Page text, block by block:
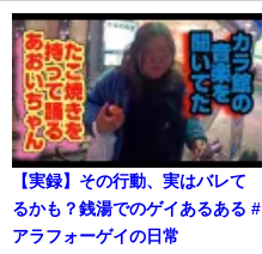
【実録】その行動、実はバレて
るかも？銭湯でのゲイあるある #
アラフォーゲイの日常